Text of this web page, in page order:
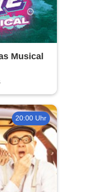
Musical
20:00 Uhr